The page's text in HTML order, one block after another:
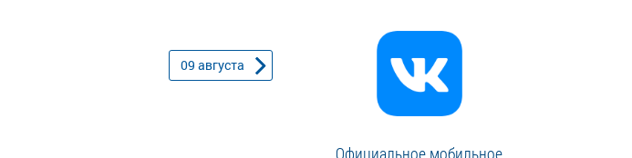
09 августа
Официальное мобильное